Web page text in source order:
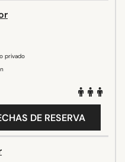
privado
DE RESERVA